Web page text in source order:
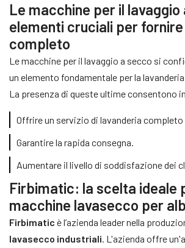
Le macchine per il lavaggio
elementi cruciali per
completo
Le macchine per il lavaggio a secco si
un elemento fondamentale per la
La presenza di queste ultime consentono
Offrire un servizio di lavanderia
Garantire la rapida consegna.
Aumentare il livello di soddisfazione dei
Firbimatic: la scelta ideale
macchine lavasecco per
Firbimatic è l’azienda leader nella
lavasecco industriali. L'azienda offre